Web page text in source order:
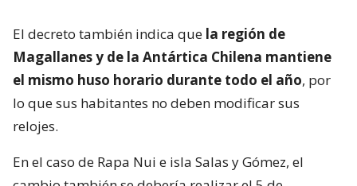
El decreto también indica que la región de
Magallanes y de la Antártica Chilena mantiene
el mismo huso horario durante todo el año, por
lo que sus habitantes no deben modificar sus
relojes.
En el caso de Rapa Nui e isla Salas y Gómez, el